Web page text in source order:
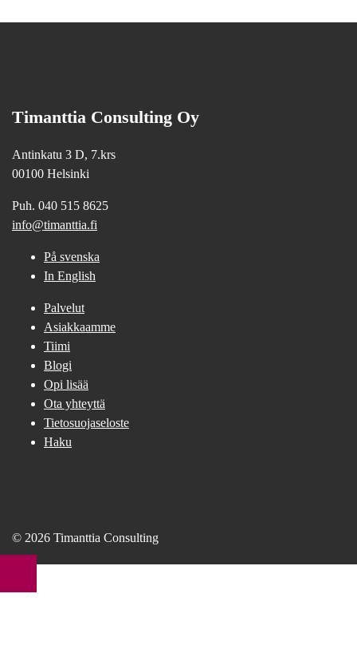
Timanttia Consulting Oy
Antinkatu 3 D, 7.krs
00100 Helsinki
Puh. 040 515 8625
info@timanttia.fi
På svenska
In English
Palvelut
Asiakkaamme
Tiimi
Blogi
Opi lisää
Ota yhteyttä
Tietosuojaseloste
Haku
© 2026 Timanttia Consulting